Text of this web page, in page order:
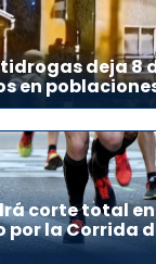
deja 8
en
corte total
por la Corrida